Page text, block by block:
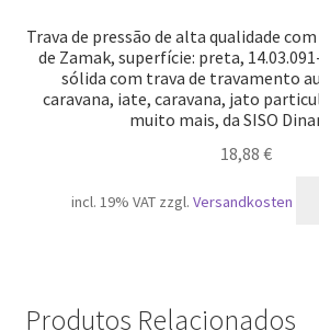
Trava de pressão de alta qualidade
de Zamak, superfície: preta,
sólida com trava de travamento
caravana, iate, caravana, jato
muito mais, da SISO
18,88 €
incl. 19% VAT zzgl. Versandkosten
Produtos Relacionados